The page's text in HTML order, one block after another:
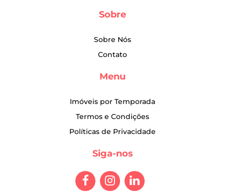
Sobre
Sobre Nós
Contato
Menu
Imóveis por Temporada
Termos e Condições
Políticas de Privacidade
Siga-nos